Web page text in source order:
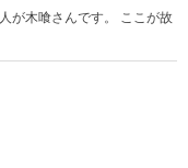
が木喰さんです。 ここが故